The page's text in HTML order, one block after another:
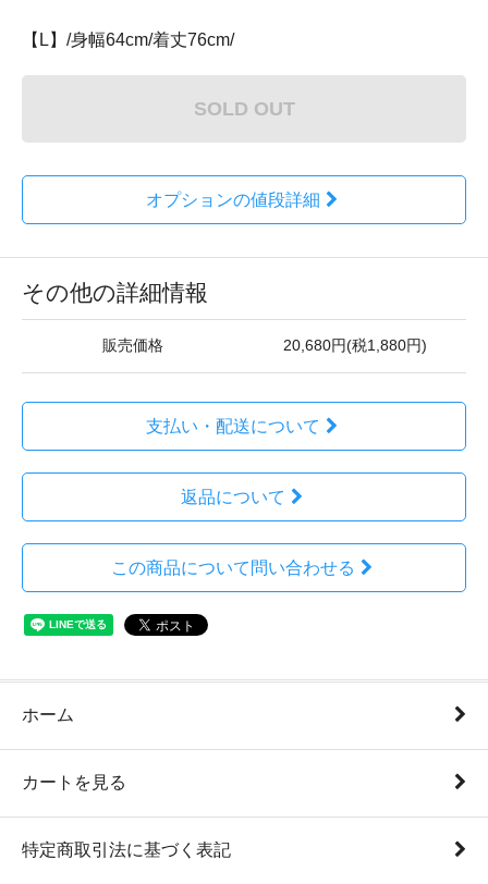
【L】/身幅64cm/着丈76cm/
SOLD OUT
オプションの値段詳細
その他の詳細情報
販売価格 20,680円(税1,880円)
支払い・配送について
返品について
この商品について問い合わせる
ホーム
カートを見る
特定商取引法に基づく表記